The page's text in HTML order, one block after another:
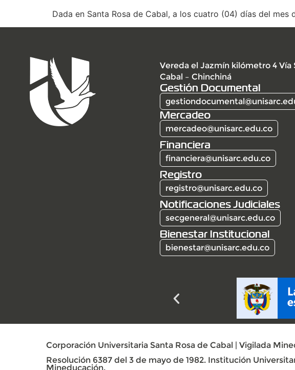
Dada en Santa Rosa de Cabal, a los cuatro (04) días del
Vereda el Jazmín kilómetro 4 Vía
Cabal – Chinchiná
Gestión Documental
Mercadeo
mercadeo@unisarc.edu.co
Financiera
financiera@unisarc.edu.co
Registro
registro@unisarc.edu.co
Notificaciones Judiciales
secgeneral@unisarc.edu.co
Bienestar Institucional
bienestar@unisarc.edu.co
Corporación Universitaria Santa Rosa de Cabal | Vigilada
Resolución 6387 del 3 de mayo de 1982. Institución
Mineducación.